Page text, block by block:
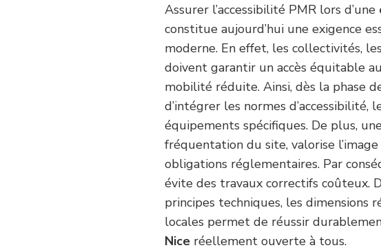
Assurer l’accessibilité PMR lors d’une
constitue aujourd’hui une exigence
moderne. En effet, les collectivités,
doivent garantir un accès équitable
mobilité réduite. Ainsi, dès la phase
d’intégrer les normes d’accessibilité,
équipements spécifiques. De plus,
fréquentation du site, valorise
obligations réglementaires. Par
évite des travaux correctifs coûteux.
principes techniques, les dimensions
locales permet de réussir
Nice réellement ouverte à tous.